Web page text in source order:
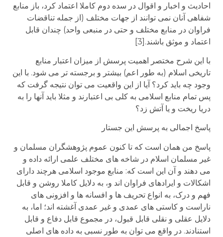
احادیث و اخبار و اقوال در سده دوم کاملا اعتماد کرد، باز منابع
شفاهی آنان نمی توانند از جهات مختلف (از جمله تناقضات
فراوان در منابع مختلف و حتی در منبعی واحد) چندان قابل
اعتماد و موثق باشند.[3]
با این شرح مختصر اهمیت پرسش از میزان اعتبار منابع
تاریخی اسلام (به طور اعم) بیشتر و برجسته تر می شود. با این
وجود چه باید کرد؟ آیا از این واقعیت می توان نتیجه گرفت که
پس تمام منابع اسلامی به کلی بی اعتبارند و مثلا باید آنها را به
دریا ریخت و یا آتش زد؟
پاسخ اجمالی به پرسش این جستار
پاسخ من همان است که تا کنون عموم پژوهشگران مسلمان و
غیر مسلمان اسلام در شاخه های مختلف علمی ارائه داده و
می دهند و آن این است که: منابع موجود اسلامی هرچند دارای
اشکالات و ایرادهای فراوان اند و، به دلایل کاملا روشن و قابل
فهم و درک، به انواع تحریف ها و افسانه ها و افزونی های
ناراست و کاستی های عمدی و غیر عمدی آغشته اند؛ اما، به
دلایل عقلی و نقلی قابل قبول، در مجموع قابل دفاع و قابل
استنادند. در واقع می توان به طور نسبی به داده های اصلی